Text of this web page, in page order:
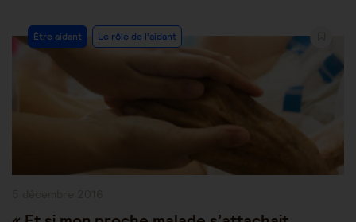
Post
Category:
Être aidant Le rôle de l'aidant